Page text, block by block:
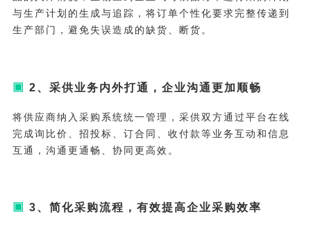
与生产计划的生成与追踪，将订单个性化要求完整传递到
生产部门，避免失误造成的缺货、断货。
▣ 2、采供业务内外打通，企业沟通更加顺畅
将供应商纳入采购系统统一管理，采供双方通过平台在线
完成询比价、招投标、订合同、收付款等业务互动和信息
互通，沟通更通畅、协同更高效。
▣ 3、简化采购流程，有效提高企业采购效率